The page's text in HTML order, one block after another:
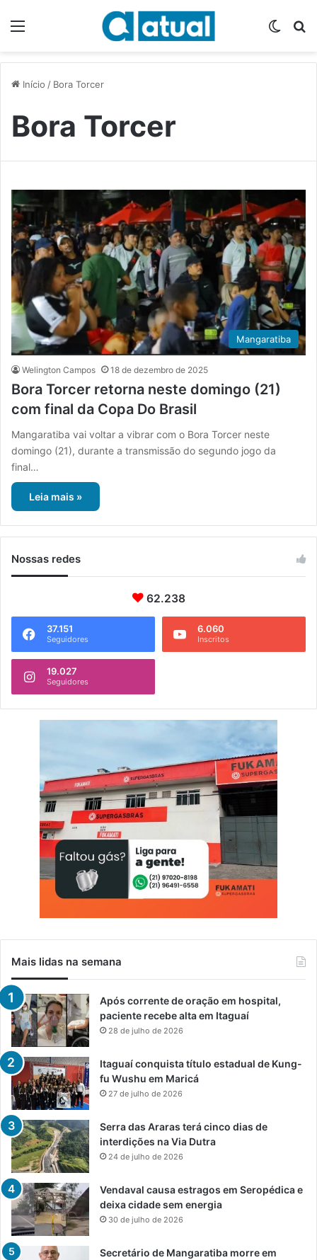
Início / Bora Torcer
Bora Torcer
Mangaratiba
Welington Campos 18 de dezembro de 2025
Bora Torcer retorna neste domingo (21)
com final da Copa Do Brasil
Mangaratiba vai voltar a vibrar com o Bora Torcer neste
domingo (21), durante a transmissão do segundo jogo da
final…
Leia mais »
Nossas redes
62.238
37.151
Seguidores
6.060
Inscritos
19.027
Seguidores
Mais lidas na semana
Após corrente de oração em hospital,
paciente recebe alta em Itaguaí
28 de julho de 2026
Itaguaí conquista título estadual de Kung-
fu Wushu em Maricá
27 de julho de 2026
Serra das Araras terá cinco dias de
interdições na Via Dutra
24 de julho de 2026
Vendaval causa estragos em Seropédica e
deixa cidade sem energia
30 de julho de 2026
Secretário de Mangaratiba morre em